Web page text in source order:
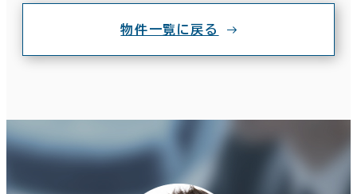
物件一覧に戻る